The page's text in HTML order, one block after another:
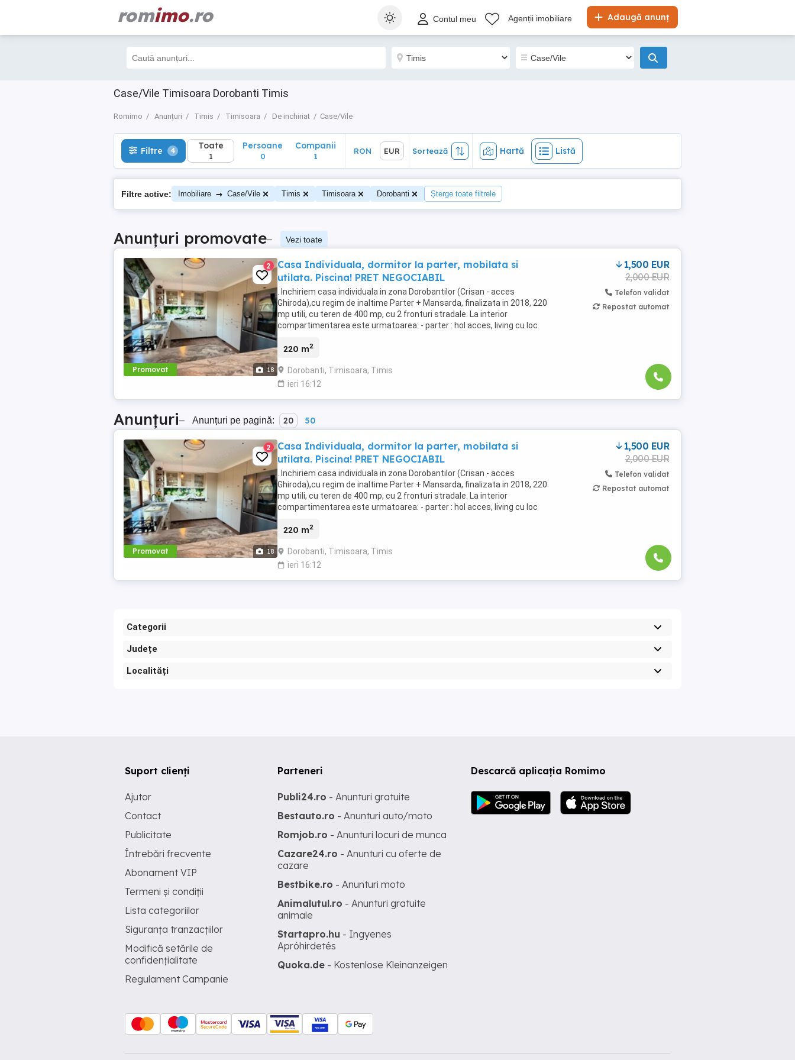
romimo.ro Adaugă anunț
Contul meu Agenții imobiliare
Case/Vile Timisoara Dorobanti Timis
Romimo Anunțuri Timis Timisoara De inchiriat Case/Vile
Filtre 4 Toate
1
EUR Sortează Hartă Listă
Filtre 4 Toate
1
Persoane
0
Companii
1
RON EUR Sortează Hartă Listă
Filtre active: Imobiliare → Case/Vile Timis Timisoara Dorobanti Șterge toate filtrele
Anunțuri promovate– Vezi toate
Promovat 18
2
Casa Individuala, dormitor la parter, mobilata si
utilata. Piscina! PRET NEGOCIABIL
. Inchiriem casa individuala in zona Dorobantilor (Crisan - acces
Ghiroda),cu regim de inaltime Parter + Mansarda, finalizata in 2018, 220
mp utili, cu teren de 400 mp, cu 2 fronturi stradale. La interior
compartimentarea este urmatoarea: - parter : hol acces, living cu loc
220 m2
Dorobanti, Timisoara, Timis
ieri 16:12
1,500 EUR
2,000 EUR
Telefon validat
Repostat automat
Anunțuri– Anunțuri pe pagină: 20 50
Promovat 18
2
Casa Individuala, dormitor la parter, mobilata si
utilata. Piscina! PRET NEGOCIABIL
. Inchiriem casa individuala in zona Dorobantilor (Crisan - acces
Ghiroda),cu regim de inaltime Parter + Mansarda, finalizata in 2018, 220
mp utili, cu teren de 400 mp, cu 2 fronturi stradale. La interior
compartimentarea este urmatoarea: - parter : hol acces, living cu loc
220 m2
Dorobanti, Timisoara, Timis
ieri 16:12
1,500 EUR
2,000 EUR
Telefon validat
Repostat automat
Categorii
Județe
Localități
Descarcă aplicația Romimo
Suport clienți
Ajutor
Contact
Publicitate
Întrebări frecvente
Abonament VIP
Termeni și condiții
Lista categoriilor
Siguranța tranzacțiilor
Modifică setările de
confidențialitate
Regulament Campanie
Parteneri
Publi24.ro - Anunturi gratuite
Bestauto.ro - Anunturi auto/moto
Romjob.ro - Anunturi locuri de munca
Cazare24.ro - Anunturi cu oferte de
cazare
Bestbike.ro - Anunturi moto
Animalutul.ro - Anunturi gratuite
animale
Startapro.hu - Ingyenes
Apróhirdetés
Quoka.de - Kostenlose Kleinanzeigen